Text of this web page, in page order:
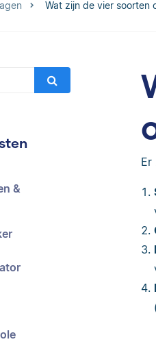
Wat zijn de vier soorten
&
Er